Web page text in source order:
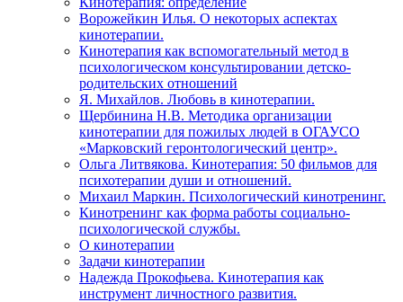
Ворожейкин Илья. О некоторых аспектах
кинотерапии.
Кинотерапия как вспомогательный метод в
психологическом консультировании детско-
родительских отношений
Я. Михайлов. Любовь в кинотерапии.
Щербинина Н.В. Методика организации
кинотерапии для пожилых людей в ОГАУСО
«Марковский геронтологический центр».
Ольга Литвякова. Кинотерапия: 50 фильмов для
психотерапии души и отношений.
Михаил Маркин. Психологический кинотренинг.
Кинотренинг как форма работы социально-
психологической службы.
О кинотерапии
Задачи кинотерапии
Надежда Прокофьева. Кинотерапия как
инструмент личностного развития.